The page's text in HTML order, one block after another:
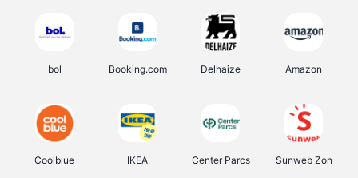
bol Booking.com Delhaize Amazon
Coolblue IKEA Center Parcs Sunweb Zon